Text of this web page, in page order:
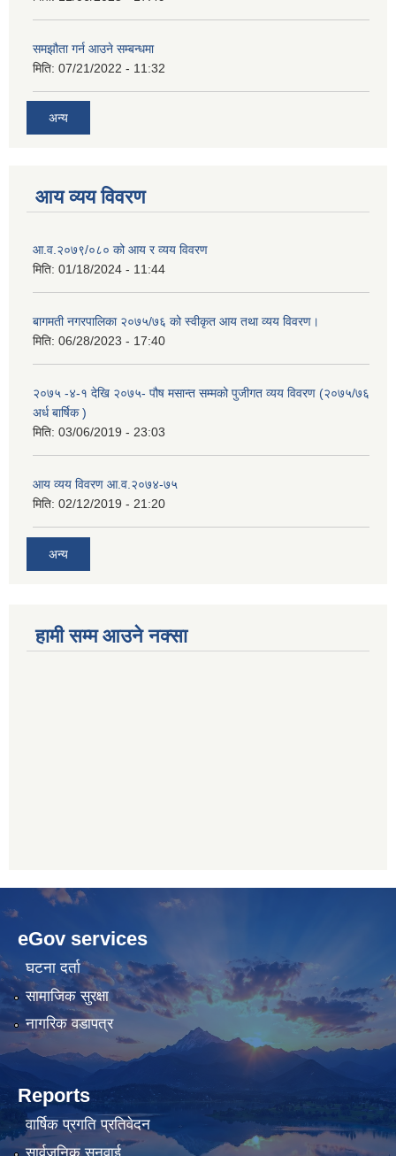
समझौता गर्न आउने सम्बन्धमा
मिति: 07/21/2022 - 11:32
अन्य
आय व्यय विवरण
आ.व.२०७९/०८० को आय र व्यय विवरण
मिति: 01/18/2024 - 11:44
बागमती नगरपालिका २०७५/७६ को स्वीकृत आय तथा व्यय विवरण।
मिति: 06/28/2023 - 17:40
२०७५ -४-१ देखि २०७५- पौष मसान्त सम्मको पुजीगत व्यय विवरण (२०७५/७६
अर्ध बार्षिक )
मिति: 03/06/2019 - 23:03
आय व्यय विवरण आ.व.२०७४-७५
मिति: 02/12/2019 - 21:20
अन्य
हामी सम्म आउने नक्सा
betwild
cratosroyalbet
bahis
siteleri
hdasianporns.net
lunadark.org
bahis
siteleri
eGov services
घटना दर्ता
सामाजिक सुरक्षा
नागरिक वडापत्र
Reports
वार्षिक प्रगति प्रतिवेदन